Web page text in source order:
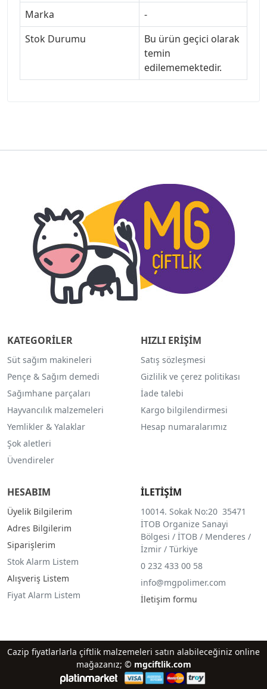
Marka
-
Stok Durumu
Bu ürün geçici olarak
temin
edilememektedir.
KATEGORİLER
Süt sağım makineleri
Pençe & Sağım demedi
Sağımhane parçaları
Hayvancılık malzemeleri
Yemlikler & Yalaklar
Şok aletleri
Üvendireler
HIZLI ERİŞİM
Satış sözleşmesi
Gizlilik ve çerez politikası
İade talebi
Kargo bilgilendirmesi
Hesap numaralarımız
HESABIM
Üyelik Bilgilerim
Adres Bilgilerim
Siparişlerim
Stok Alarm Listem
Alışveriş Listem
Fiyat Alarm Listem
İLETİŞİM
10014. Sokak No:20 35471
İTOB Organize Sanayi
Bölgesi / İTOB / Menderes /
İzmir / Türkiye
0 232 433 00 58
info@mgpolimer.com
İletişim formu
Cazip fiyatlarlarla çiftlik malzemeleri satın alabileceğiniz online
mağazanız; © mgciftlik.com